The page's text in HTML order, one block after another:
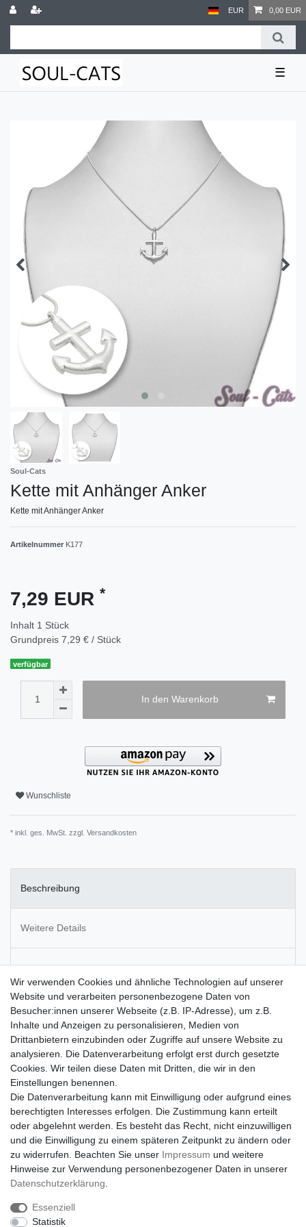
EUR 0,00 EUR
☰
Soul-Cats
Kette mit Anhänger Anker
Kette mit Anhänger Anker
Artikelnummer K177
7,29 EUR *
Inhalt 1 Stück
Grundpreis 7,29 € / Stück
verfügbar
In den Warenkorb
Wunschliste
* inkl. ges. MwSt. zzgl. Versandkosten
Beschreibung
Weitere Details
EU-Verantwortlicher
Hersteller
Kette mit Anhänger Anker
Material: Metall
Maße Anker (H x B x T): ca 3,5 x 2,5 x 0,4 cm
Maße Kette: ca 42 cm lang, ca 1 mm stark
Ketteverlängerung: ca 6 cm
Wir verwenden Cookies und ähnliche Technologien auf unserer
Website und verarbeiten personenbezogene Daten von
Besucher:innen unserer Webseite (z.B. IP-Adresse), um z.B.
Inhalte und Anzeigen zu personalisieren, Medien von
Drittanbietern einzubinden oder Zugriffe auf unsere Website zu
analysieren. Die Datenverarbeitung erfolgt erst durch gesetzte
Cookies. Wir teilen diese Daten mit Dritten, die wir in den
Einstellungen benennen.
Die Datenverarbeitung kann mit Einwilligung oder aufgrund eines
berechtigten Interesses erfolgen. Die Zustimmung kann erteilt
oder abgelehnt werden. Es besteht das Recht, nicht einzuwilligen
und die Einwilligung zu einem späteren Zeitpunkt zu ändern oder
zu widerrufen. Beachten Sie unser Impressum und weitere
Hinweise zur Verwendung personenbezogener Daten in unserer
Daten­schutz­erklärung
Essenziell
Statistik